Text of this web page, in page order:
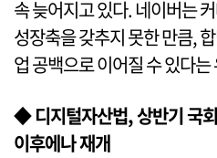
속 늦어지고 있다. 네이버는
성장축을 갖추지 못한 만큼,
업 공백으로 이어질 수 있다
◆ 디지털자산법, 상반기 국
이후에나 재개